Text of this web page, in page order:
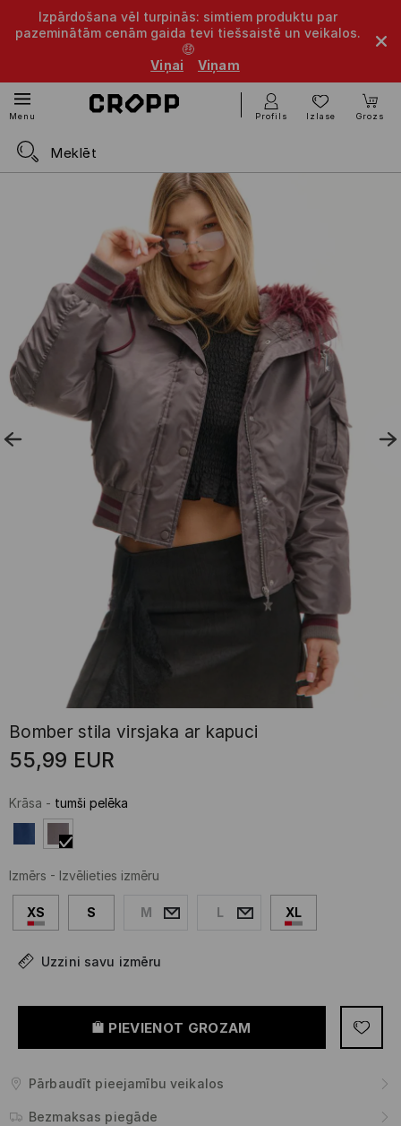
Izpārdošana vēl turpinās: simtiem produktu par
pazeminātām cenām gaida tevi tiešsaistē un veikalos.
🤑
Viņai
Viņam
Menu Profils Izlase Grozs
Bomber stila virsjaka ar kapuci
55,99 EUR
Krāsa - tumši pelēka
Izmērs - Izvēlieties izmēru
XS S M L XL
Uzzini savu izmēru
PIEVIENOT GROZAM
Pārbaudīt pieejamību veikalos
Bezmaksas piegāde